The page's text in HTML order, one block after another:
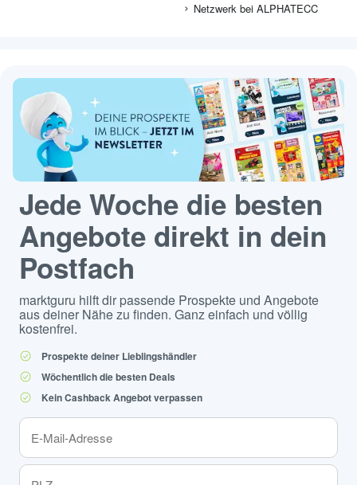
Netzwerk bei ALPHATECC
Jede Woche die besten
Angebote direkt in dein
Postfach
marktguru hilft dir passende Prospekte und Angebote
aus deiner Nähe zu finden. Ganz einfach und völlig
kostenfrei.
Prospekte deiner Lieblingshändler
Wöchentlich die besten Deals
Kein Cashback Angebot verpassen